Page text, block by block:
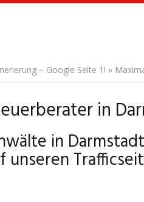
– Google Seite 1! »
in
in
unseren